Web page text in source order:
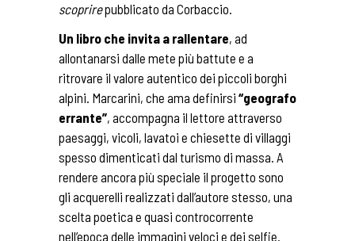
scoprirepubblicato da Corbaccio.
Un libro che invita a rallentare, ad
allontanarsi dalle mete più battute e a
ritrovare il valore autentico dei piccoli borghi
alpini. Marcarini, che ama definirsi “geografo
errante”, accompagna il lettore attraverso
paesaggi, vicoli, lavatoi e chiesette di villaggi
spesso dimenticati dal turismo di massa. A
rendere ancora più speciale il progetto sono
gli acquerelli realizzati dall’autore stesso, una
scelta poetica e quasi controcorrente
nell’epoca delle immagini veloci e dei selfie.